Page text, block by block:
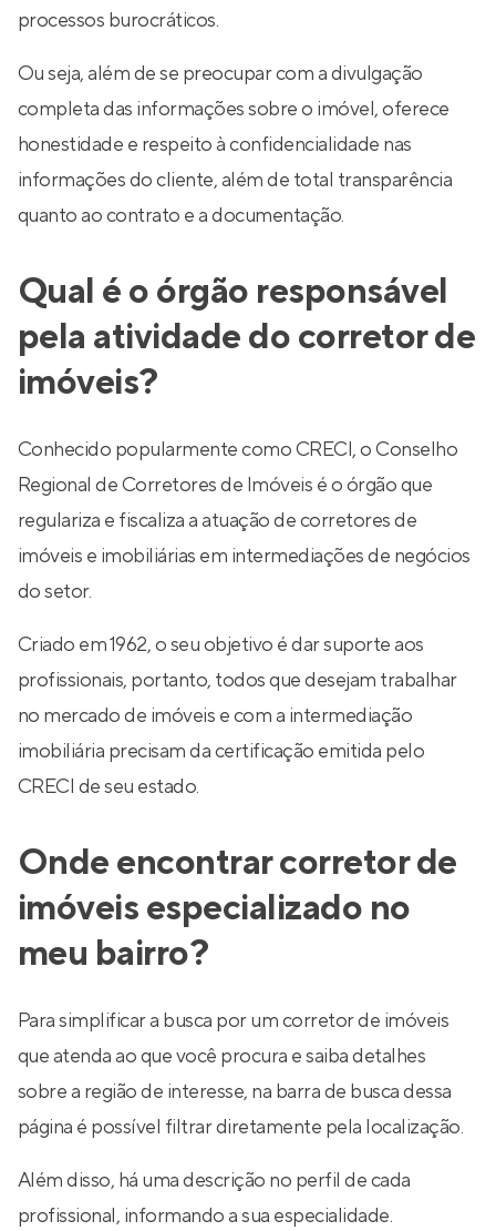
processos burocráticos.
Ou seja, além de se preocupar com a divulgação
completa das informações sobre o imóvel, oferece
honestidade e respeito à confidencialidade nas
informações do cliente, além de total transparência
quanto ao contrato e a documentação.
Qual é o órgão responsável
pela atividade do corretor de
imóveis?
Conhecido popularmente como CRECI, o Conselho
Regional de Corretores de Imóveis é o órgão que
regulariza e fiscaliza a atuação de corretores de
imóveis e imobiliárias em intermediações de negócios
do setor.
Criado em 1962, o seu objetivo é dar suporte aos
profissionais, portanto, todos que desejam trabalhar
no mercado de imóveis e com a intermediação
imobiliária precisam da certificação emitida pelo
CRECI de seu estado.
Onde encontrar corretor de
imóveis especializado no
meu bairro?
Para simplificar a busca por um corretor de imóveis
que atenda ao que você procura e saiba detalhes
sobre a região de interesse, na barra de busca dessa
página é possível filtrar diretamente pela localização.
Além disso, há uma descrição no perfil de cada
profissional, informando a sua especialidade.